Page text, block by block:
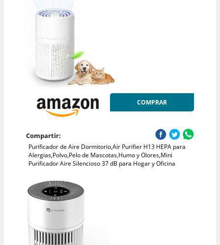
COMPRAR
Compartir:
Purificador de Aire Dormitorio,Air Purifier H13 HEPA para
Alergias,Polvo,Pelo de Mascotas,Humo y Olores,Mini
Purificador Aire Silencioso 37 dB para Hogar y Oficina